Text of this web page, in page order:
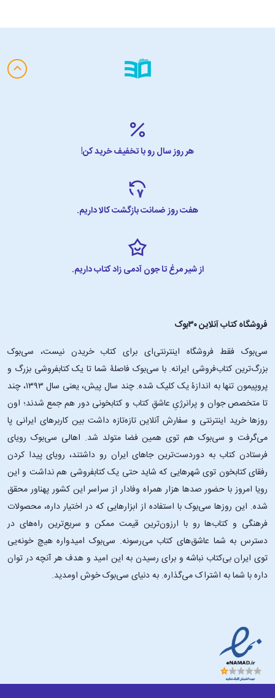
هر روز سال رو با تخفیف خرید کن!
هفت روز ضمانت بازگشت کالا داریم.
از شیر مرغ تا جون آدمی زاد کتاب داریم.
فروشگاه کتاب آنلاین ۳۰بوک
سی‌بوک فقط فروشگاه اینترنتی‌ای برای کتاب خریدن نیست، سی‌بوک
بزرگ‌ترین کتاب‌فروشی ایرانه. با سی‌بوک فاصلۀ شما تا یک کتابفروشی بزرگ و
پروپیمون تنها به اندازۀ یک کلیک شده. چند سال پیش، یعنی سال ۱۳۹۳، چند
تا متخصص جوان و پرانرژیِ عاشقِ کتاب و کتابخونی دور هم جمع شدند؛ اون‌
روزها خرید اینترنتی و سفارش آنلاین تازه‌تازه داشت بین کاربرهای ایرانی پا
می‌گرفت و سی‌بوک هم توی همین فضا متولد شد. اهالی سی‌بوک رویای
فرستادن کتاب به دوردست‌ترین جاهای ایران رو داشتند، رویای پیدا کردن
رفقای کتابخون توی شهرهایی که شاید حتی یک کتابفروشی هم نداشت و این
رویا امروز با حضور صدها هزار همراه وفادار از سراسر این کشور پهناور محقق
شده. این ‌روزها سی‌بوک با استفاده از ابزارهایی که در اختیار داره، محصولات
فرهنگی و کتاب‌ها رو با ارزون‌ترین قیمت ممکن و سریع‌ترین راه‌های در
دسترس به شما عاشق‌های کتاب می‌رسونه. سی‌بوک امیدواره هیچ خونه‌یی
توی ایران بی‌کتاب نباشه و برای رسیدن به این امید و هدف هر آنچه در توان
داره با شما به اشتراک می‌گذاره. به دنیای سی‌بوک خوش اومدید.